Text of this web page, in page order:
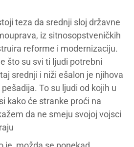
teza da srednji sloj državne
iz sitnosopstveničkih
reforme i modernizaciju.
što su svi ti ljudi potrebni
srednji i niži ešalon je njihova
To su ljudi od kojih u
kako će stranke proći na
da ne smeju svojoj vojsci